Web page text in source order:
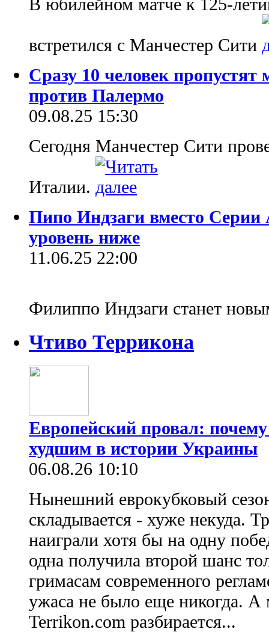
встретился с Манчестер Сити
Сразу 10 человек
против Палермо
09.08.25 15:30
Сегодня Манчестер Сити
Италии.
Пипо Индзаги вместо Серии
уровень ниже
11.06.25 22:00
Филиппо Индзаги станет
Чтиво Террикона
Европейский провал:
худшим в истории Украины
06.08.26 10:10
Нынешний еврокубковый
складывается - хуже некуда.
наиграли хотя бы на одну
одна получила второй шанс
гримасам современного
ужаса не было еще никогда. А
Terrikon.com разбирается...